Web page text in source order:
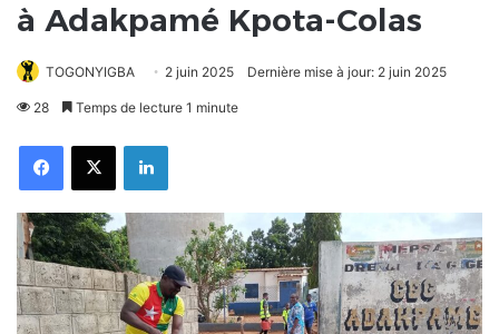
à Adakpamé Kpota-Colas
TOGONYIGBA 2 juin 2025 Dernière mise à jour: 2 juin 2025
28 Temps de lecture 1 minute
FacebookX Linkedin